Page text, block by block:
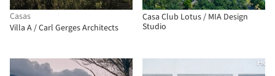
Casas
Villa A / Carl Gerges Architects
Casa Club Lotus / MIA Design
Studio